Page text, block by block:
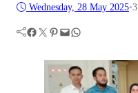
Wednesday, 28 May 2025•3
Facebook Twitter Pinterest Mail WhatsApp